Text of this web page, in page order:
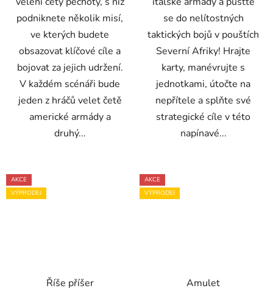
podniknete několik misí,
ve kterých budete
obsazovat klíčové cíle a
bojovat za jejich udržení.
V každém scénáři bude
jeden z hráčů velet četě
americké armády a
druhý...
se do nelítostných
taktických bojů v pouštích
Severní Afriky! Hrajte
karty, manévrujte s
jednotkami, útočte na
nepřítele a splňte své
strategické cíle v této
napínavé...
AKCE
VÝPRODEJ
Říše příšer
AKCE
VÝPRODEJ
Amulet